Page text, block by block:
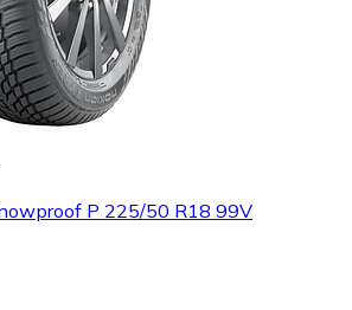
P 225/50 R18 99V